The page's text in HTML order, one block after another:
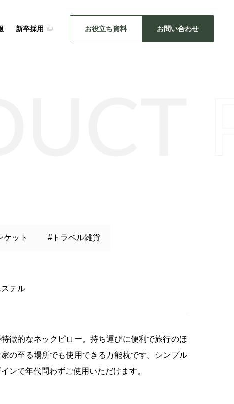
新卒採用 お役立ち資料 お問い合わせ
ケット #トラベル雑貨
テル
徴的なネックピロー。持ち運びに便利で旅行のほ
の至る場所でも使用できる万能枕です。シンプル
ンで年代問わずご使用いただけます。